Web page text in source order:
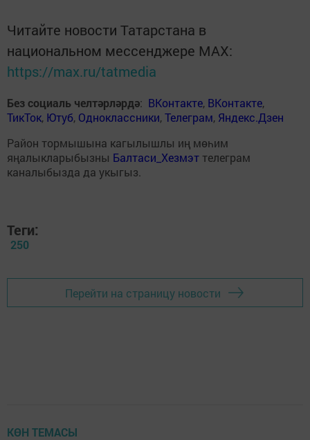
Читайте новости Татарстана в
национальном мессенджере MАХ:
https://max.ru/tatmedia
Без социаль челтәрләрдә: ВКонтакте, ВКонтакте,
ТикТок, Ютуб, Одноклассники,Телеграм, Яндекс.Дзен
Район тормышына кагылышлы иң мөһим
яңалыкларыбызны Балтаси_Хезмэт телеграм
каналыбызда да укыгыз.
Теги:
250
Перейти на страницу новости
КӨН ТЕМАСЫ